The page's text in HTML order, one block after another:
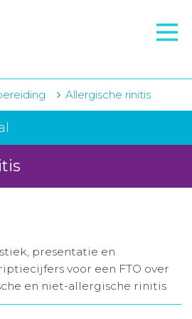
Allergische rinitis
presentatie en
voor een FTO over
en niet-allergische rinitis